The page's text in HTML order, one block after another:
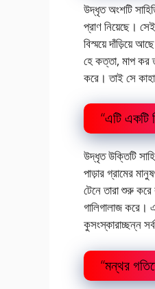
উদ্ধৃত অংশটি
প্রাণ নিয়েছে।
বিস্ময়ে দাঁড়িয়ে
হে কত্তা, মাপ কর
করে। তাই সে
“এটি একটি
উদ্ধৃত উক্তিটি
পাড়ার গ্রামের
টেনে তারা শুরু
গালিগালাজ
কুসংস্কারাচ্ছন্ন
“মন্থর